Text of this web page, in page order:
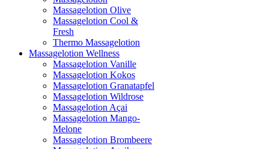
Massagelotion Olive
Massagelotion Cool &
Fresh
Thermo Massagelotion
Massagelotion Wellness
Massagelotion Vanille
Massagelotion Kokos
Massagelotion Granatapfel
Massagelotion Wildrose
Massagelotion Açai
Massagelotion Mango-
Melone
Massagelotion Brombeere